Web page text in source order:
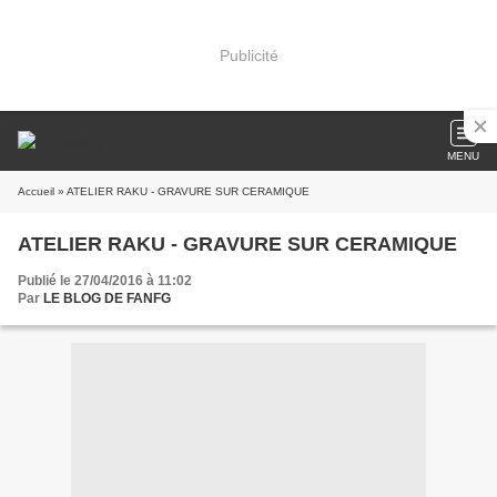
Publicité
MENU
Accueil » ATELIER RAKU - GRAVURE SUR CERAMIQUE
ATELIER RAKU - GRAVURE SUR CERAMIQUE
Publié le 27/04/2016 à 11:02
Par LE BLOG DE FANFG